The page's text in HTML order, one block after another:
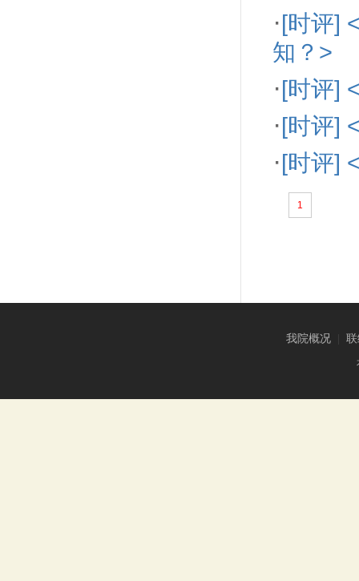
·[时评]
知？>
·[时评]
·[时评]
·[时评]
1
我院概况